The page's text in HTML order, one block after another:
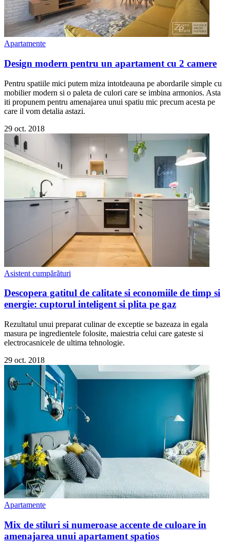
Apartamente
Design modern pentru un apartament cu 2 camere
Pentru spatiile mici putem miza intotdeauna pe abordarile simple cu
mobilier modern si o paleta de culori care se imbina armonios. Asta
iti propunem pentru amenajarea unui spatiu mic precum acesta pe
care il vom detalia astazi.
29 oct. 2018
Asistent cumpărături
Descopera gatitul de calitate si economiile de timp si
energie: cuptorul inteligent si plita pe gaz
Rezultatul unui preparat culinar de exceptie se bazeaza in egala
masura pe ingredientele folosite, maiestria celui care gateste si
electrocasnicele de ultima tehnologie.
29 oct. 2018
Apartamente
Mix de stiluri si numeroase accente de culoare in
amenajarea unui apartament spatios